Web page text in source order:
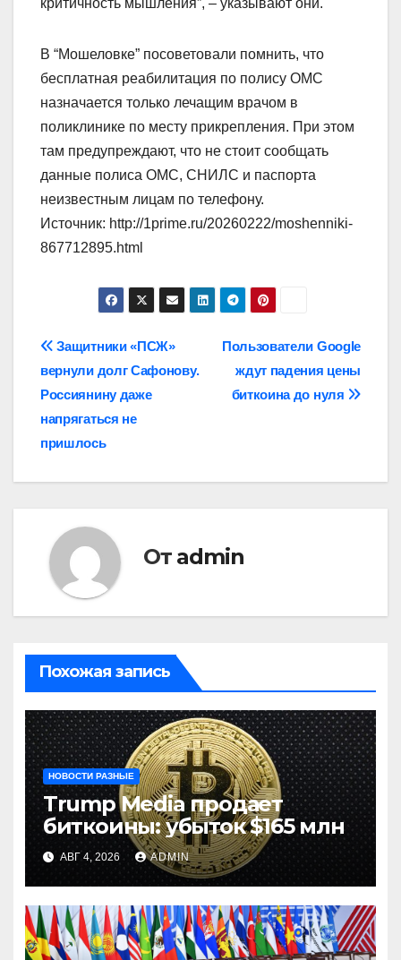
критичность мышления”, – указывают они.
В “Мошеловке” посоветовали помнить, что
бесплатная реабилитация по полису ОМС
назначается только лечащим врачом в
поликлинике по месту прикрепления. При этом
там предупреждают, что не стоит сообщать
данные полиса ОМС, СНИЛС и паспорта
неизвестным лицам по телефону.
Источник: http://1prime.ru/20260222/moshenniki-
867712895.html
Навигация
по
записям
Пользователи Google
ждут падения цены
биткоина до нуля
Защитники «ПСЖ»
вернули долг Сафонову.
Россиянину даже
напрягаться не
пришлось
От admin
Похожая запись
НОВОСТИ РАЗНЫЕ
Trump Media продает
биткоины: убыток $165 млн
АВГ 4, 2026 ADMIN